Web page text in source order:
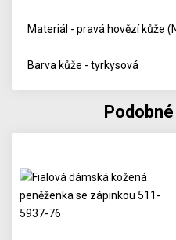
Materiál - pravá hovězí kůže
Barva kůže - tyrkysová